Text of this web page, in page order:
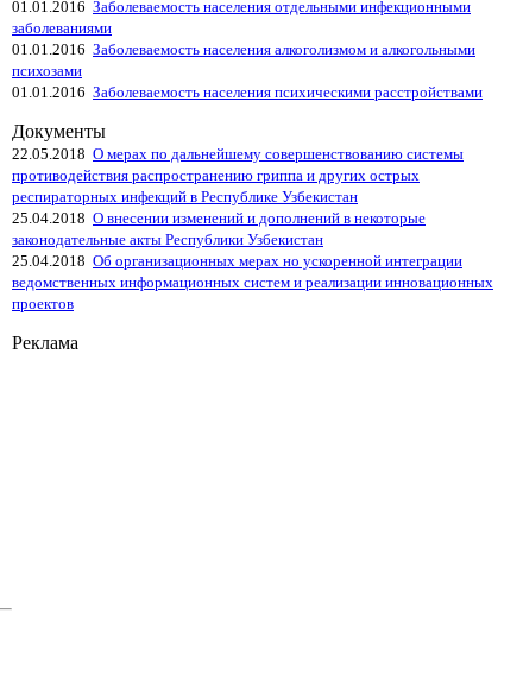
01.01.2016 Заболеваемость населения отдельными инфекционными
заболеваниями
01.01.2016 Заболеваемость населения алкоголизмом и алкогольными
психозами
01.01.2016 Заболеваемость населения психическими расстройствами
Документы
22.05.2018 О мерах по дальнейшему совершенствованию системы
противодействия распространению гриппа и других острых
респираторных инфекций в Республике Узбекистан
25.04.2018 О внесении изменений и дополнений в некоторые
законодательные акты Республики Узбекистан
25.04.2018 Об организационных мерах но ускоренной интеграции
ведомственных информационных систем и реализации инновационных
проектов
Реклама